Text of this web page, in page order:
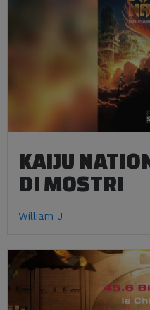
KAIJU
DI MOSTRI
William J